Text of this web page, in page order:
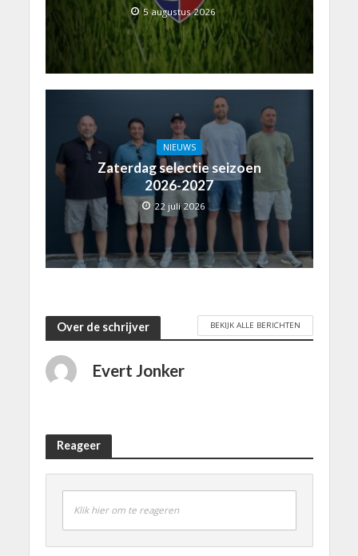
5 augustus 2026
NIEUWS
Zaterdag selectie seizoen
2026-2027
22 juli 2026
Over de schrijver BEKIJK ALLE BERICHTEN
Evert Jonker
Reageer
Klik hier om te reageren